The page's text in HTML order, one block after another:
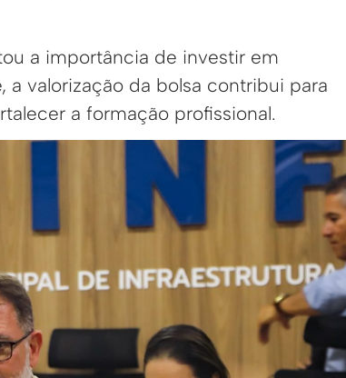
a importância de investir em
a valorização da bolsa contribui para
a formação profissional.